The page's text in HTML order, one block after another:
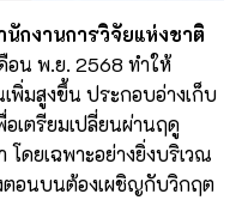
กงานการวิจัยแห่งชาติ
อน พ.ย. 2568 ทำให้
มสูงขึ้น ประกอบอ่างเก็บ
เตรียมเปลี่ยนผ่านฤดู
โดยเฉพาะอย่างยิ่งบริเวณ
ตอนบนต้องเผชิญกับวิกฤต